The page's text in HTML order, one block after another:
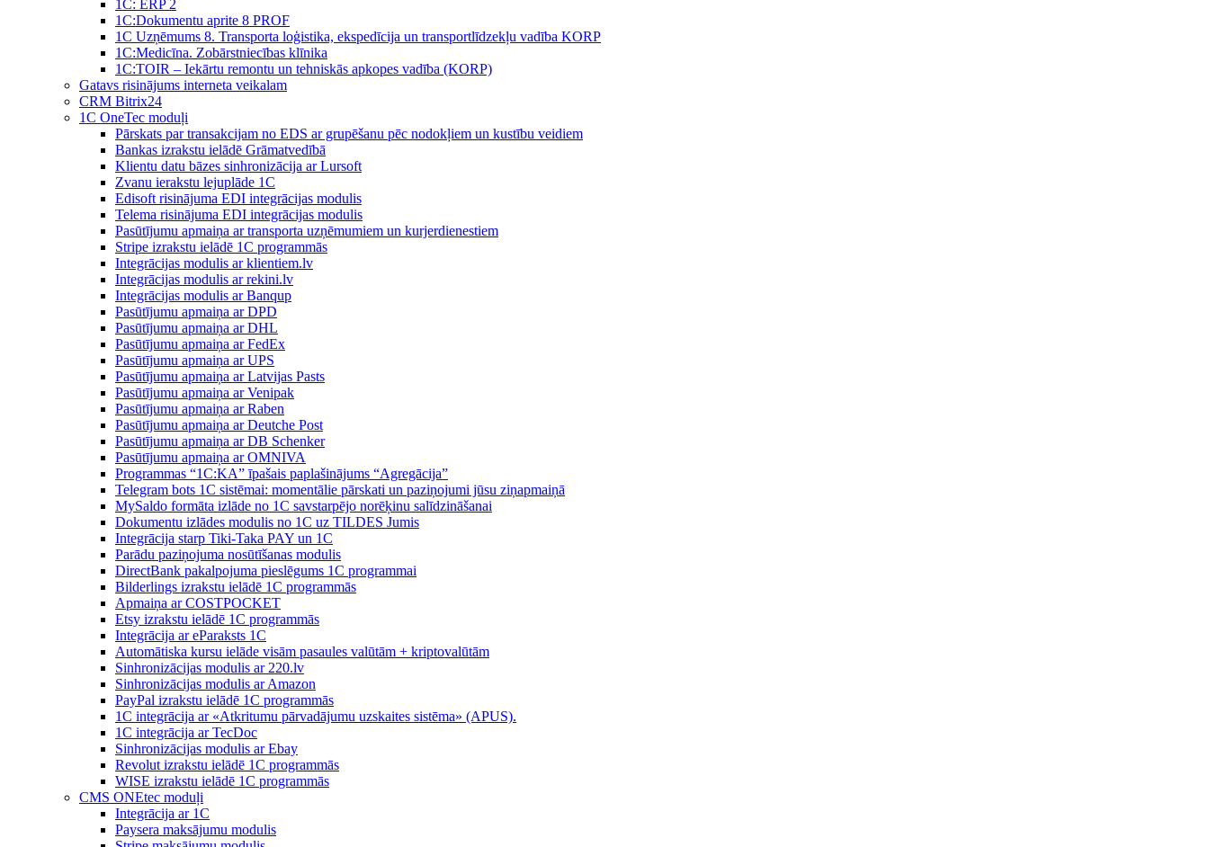
1C: ERP 2
1С:Dokumentu aprite 8 PROF
1C Uzņēmums 8. Transporta loģistika, ekspedīcija un transportlīdzekļu vadība KORP
1C:Medicīna. Zobārstniecības klīnika
1C:TOIR – Iekārtu remontu un tehniskās apkopes vadība (KORP)
Gatavs risinājums interneta veikalam
CRM Bitrix24
1С OneTec moduļi
Pārskats par transakcijam no EDS ar grupēšanu pēc nodokļiem un kustību veidiem
Bankas izrakstu ielādē Grāmatvedībā
Klientu datu bāzes sinhronizācija ar Lursoft
Zvanu ierakstu lejuplāde 1C
Edisoft risinājuma EDI integrācijas modulis
Telema risinājuma EDI integrācijas modulis
Pasūtījumu apmaiņa ar transporta uzņēmumiem un kurjerdienestiem
Stripe izrakstu ielādē 1C programmās
Integrācijas modulis ar klientiem.lv
Integrācijas modulis ar rekini.lv
Integrācijas modulis ar Banqup
Pasūtījumu apmaiņa ar DPD
Pasūtījumu apmaiņa ar DHL
Pasūtījumu apmaiņa ar FedEx
Pasūtījumu apmaiņa ar UPS
Pasūtījumu apmaiņa ar Latvijas Pasts
Pasūtījumu apmaiņa ar Venipak
Pasūtījumu apmaiņa ar Raben
Pasūtījumu apmaiņa ar Deutche Post
Pasūtījumu apmaiņa ar DB Schenker
Pasūtījumu apmaiņa ar OMNIVA
Programmas “1C:KA” īpašais paplašinājums “Agregācija”
Telegram bots 1C sistēmai: momentālie pārskati un paziņojumi jūsu ziņapmaiņā
MySaldo formāta izlāde no 1C savstarpējo norēķinu salīdzināšanai
Dokumentu izlādes modulis no 1C uz TILDES Jumis
Integrācija starp Tiki-Taka PAY un 1C
Parādu paziņojuma nosūtīšanas modulis
DirectBank pakalpojuma pieslēgums 1C programmai
Bilderlings izrakstu ielādē 1C programmās
Apmaiņa ar COSTPOCKET
Etsy izrakstu ielādē 1C programmās
Integrācija ar eParaksts 1C
Automātiska kursu ielāde visām pasaules valūtām + kriptovalūtām
Sinhronizācijas modulis ar 220.lv
Sinhronizācijas modulis ar Amazon
PayPal izrakstu ielādē 1C programmās
1C integrācija ar «Atkritumu pārvadājumu uzskaites sistēma» (APUS).
1C integrācija ar TecDoc
Sinhronizācijas modulis ar Ebay
Revolut izrakstu ielādē 1C programmās
WISE izrakstu ielādē 1C programmās
CMS ONEtec moduļi
Integrācija ar 1C
Paysera maksājumu modulis